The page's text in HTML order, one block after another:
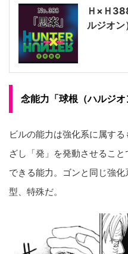
Ｈ×Ｈ
ルジオン
念能力「球根（ハルジオ
ビルの能力は強化系に属す
ざし「発」を発動させるこ
できる能力。ゴンと同じ強
型、特殊だ。